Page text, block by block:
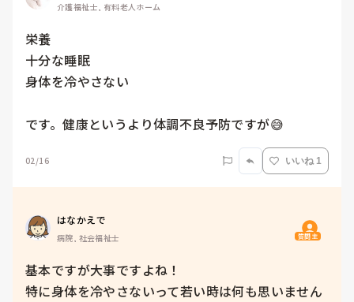
介護福祉士, 有料老人ホーム
栄養
十分な睡眠
身体を冷やさない
です。健康というより体調不良予防ですが😅
02/16 いいね 1
はなかえで
病院, 社会福祉士 質問主
基本ですが大事ですよね！
特に身体を冷やさないって若い時は何も思いません